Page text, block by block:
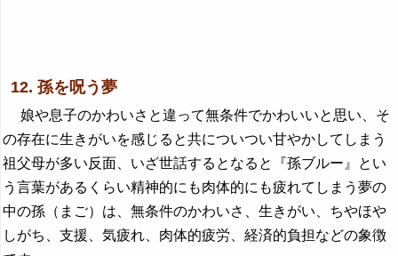
12. 孫を呪う夢
娘や息子のかわいさと違って無条件でかわいいと思い、そ
の存在に生きがいを感じると共についつい甘やかしてしまう
祖父母が多い反面、いざ世話するとなると『孫ブルー』とい
う言葉があるくらい精神的にも肉体的にも疲れてしまう夢の
中の孫（まご）は、無条件のかわいさ、生きがい、ちやほや
しがち、支援、気疲れ、肉体的疲労、経済的負担などの象徴